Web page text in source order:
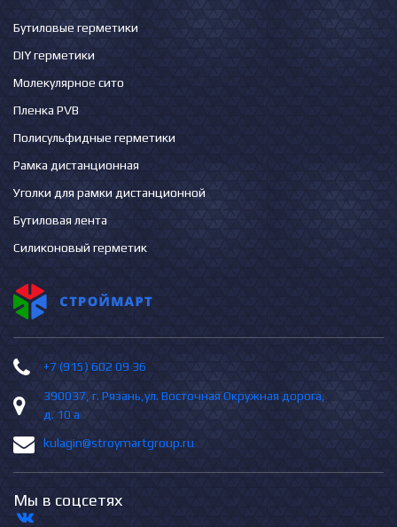
Бутиловые герметики
DIY герметики
Молекулярное сито
Пленка PVB
Полисульфидные герметики
Рамка дистанционная
Уголки для рамки дистанционной
Бутиловая лента
Силиконовый герметик
+7 (915) 602 09 36
390037, г. Рязань,ул. Восточная Окружная дорога,
д. 10 а
kulagin@stroymartgroup.ru
Мы в соцсетях